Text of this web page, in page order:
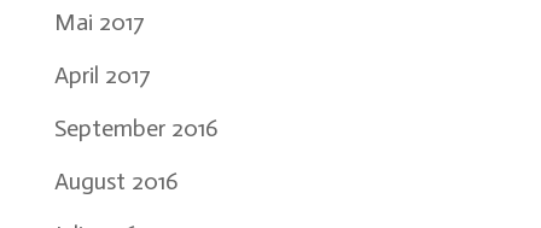
Mai 2017
April 2017
September 2016
August 2016